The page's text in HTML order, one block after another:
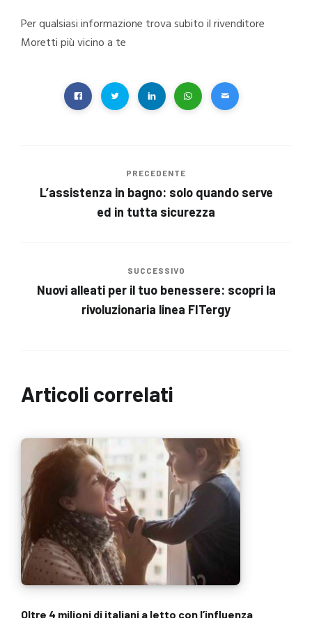
Per qualsiasi informazione trova subito il rivenditore
Moretti più vicino a te
PRECEDENTE
L’assistenza in bagno: solo quando serve
ed in tutta sicurezza
SUCCESSIVO
Nuovi alleati per il tuo benessere: scopri la
rivoluzionaria linea FITergy
Articoli correlati
Oltre 4 milioni di italiani a letto con l’influenza